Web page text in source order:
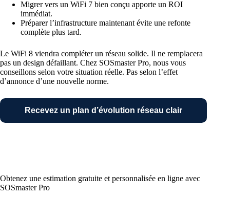
Migrer vers un WiFi 7 bien conçu apporte un ROI
immédiat.
Préparer l’infrastructure maintenant évite une refonte
complète plus tard.
Le WiFi 8 viendra compléter un réseau solide. Il ne remplacera
pas un design défaillant. Chez SOSmaster Pro, nous vous
conseillons selon votre situation réelle. Pas selon l’effet
d’annonce d’une nouvelle norme.
Recevez un plan d’évolution réseau clair
Obtenez une estimation gratuite et personnalisée en ligne avec
SOSmaster Pro